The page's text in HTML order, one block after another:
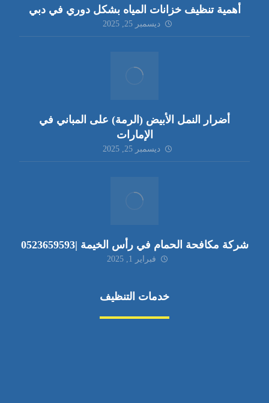
أهمية تنظيف خزانات المياه بشكل دوري في دبي
ديسمبر 25, 2025
أضرار النمل الأبيض (الرمة) على المباني في
الإمارات
ديسمبر 25, 2025
شركة مكافحة الحمام في رأس الخيمة |0523659593
فبراير 1, 2025
خدمات التنظيف